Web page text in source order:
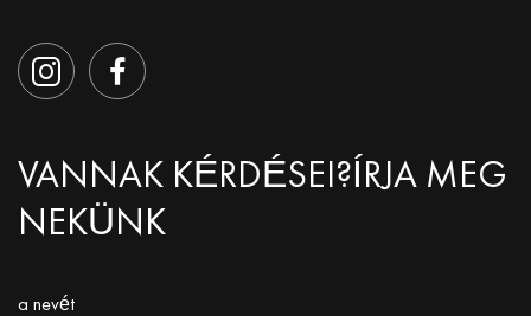
VANNAK KÉRDÉSEI? ÍRJA MEG
NEKÜNK
a nevét